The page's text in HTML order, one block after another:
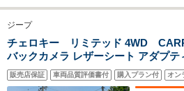
ジープ
チェロキー リミテッド 4WD
バックカメラ レザーシート アダプテ
ロール 禁煙車 地デジ シートヒーター
ーシート
販売店保証 車両品質評価書付 購入プラン付 オン